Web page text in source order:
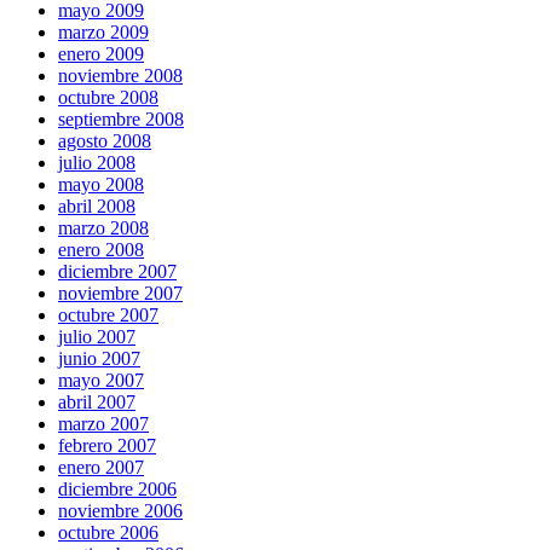
mayo 2009
marzo 2009
enero 2009
noviembre 2008
octubre 2008
septiembre 2008
agosto 2008
julio 2008
mayo 2008
abril 2008
marzo 2008
enero 2008
diciembre 2007
noviembre 2007
octubre 2007
julio 2007
junio 2007
mayo 2007
abril 2007
marzo 2007
febrero 2007
enero 2007
diciembre 2006
noviembre 2006
octubre 2006